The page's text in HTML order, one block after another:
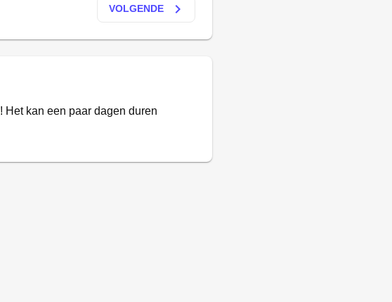
VOLGENDE keyboard_arrow_right
! Het kan een paar dagen duren